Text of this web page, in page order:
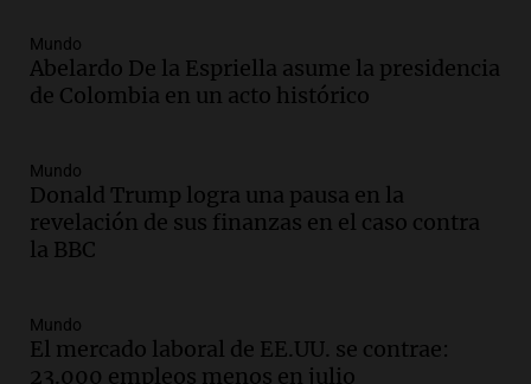
Episodios
Audio. Fieles celebran a San Cayetano
Episodios
Audio. Día Internacional de la Cerveza:
mitos, secretos y el desafío de producir
Episodios
Audio.Tucumán enfrenta un equilibrio
Mundo
Abelardo De la Espriella asume la presidencia
de Colombia en un acto histórico
Mundo
Donald Trump logra una pausa en la
revelación de sus finanzas en el caso contra
la BBC
Mundo
El mercado laboral de EE.UU. se contrae:
23.000 empleos menos en julio